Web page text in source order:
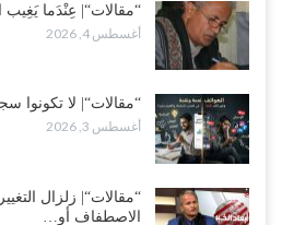
“مقالات“| عِنْدَما يَغِيب
أغسطس 4, 2026
“مقالات“| لا تكونوا
أغسطس 3, 2026
“مقالات“| زلزال
الاصطفاف أو…